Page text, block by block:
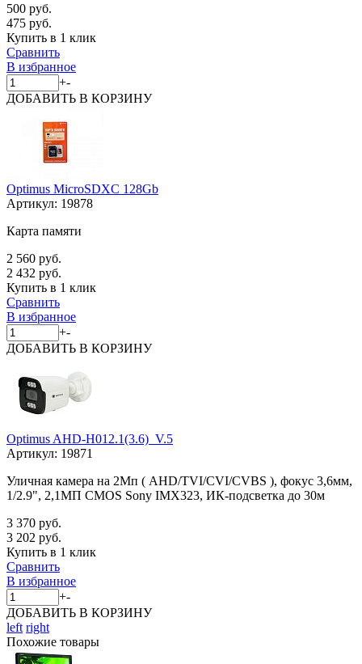
500 руб.
475 руб.
Купить в 1 клик
Сравнить
В избранное
+-
ДОБАВИТЬ В КОРЗИНУ
Optimus MicroSDXC 128Gb
Артикул: 19878
Карта памяти
2 560 руб.
2 432 руб.
Купить в 1 клик
Сравнить
В избранное
+-
ДОБАВИТЬ В КОРЗИНУ
Optimus AHD-H012.1(3.6)_V.5
Артикул: 19871
Уличная камера на 2Мп ( AHD/TVI/CVI/CVBS ), фокус 3,6мм,
1/2.9", 2,1МП CMOS Sony IMX323, ИК-подсветка до 30м
3 370 руб.
3 202 руб.
Купить в 1 клик
Сравнить
В избранное
+-
ДОБАВИТЬ В КОРЗИНУ
left right
Похожие товары